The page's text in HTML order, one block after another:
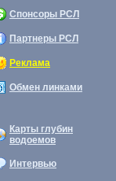
Спонсоры РСЛ
Партнеры РСЛ
Реклама
Обмен линками
Карты глубин
водоемов
Интервью